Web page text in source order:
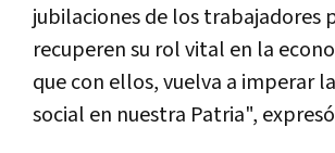
jubilaciones de los trabajadores
recuperen su rol vital en la
que con ellos, vuelva a imperar
social en nuestra Patria",